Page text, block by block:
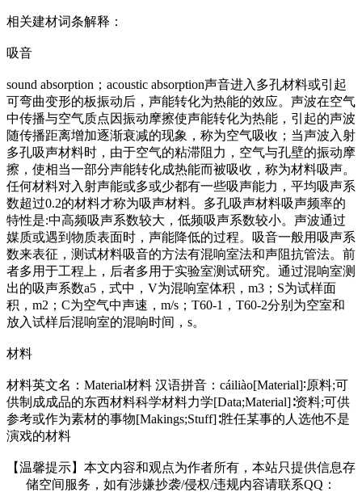
相关建材词条解释：
吸音
sound absorption；acoustic absorption声音进入多孔材料或引起
可弯曲变形的板振动后，声能转化为热能的效应。声波在空气
中传播与空气质点因振动摩擦使声能转化为热能，引起的声波
随传播距离增加逐渐衰减的现象，称为空气吸收；当声波入射
多孔吸声材料时，由于空气的粘滞阻力，空气与孔壁的振动摩
擦，使相当一部分声能转化成热能而被吸收，称为材料吸声。
任何材料对入射声能或多或少都有一些吸声能力，平均吸声系
数超过0.2的材料才称为吸声材料。多孔吸声材料吸声频率的
特性是:中高频吸声系数较大，低频吸声系数较小。声波通过
媒质或遇到物质表面时，声能降低的过程。吸音一般用吸声系
数来表征，测试材料吸音的方法有混响室法和声阻抗管法。前
者多用于工程上，后者多用于实验室测试研究。通过混响室测
出的吸声系数a5，式中，V为混响室体积，m3；S为试样面
积，m2；C为空气中声速，m/s；T60-1，T60-2分别为空室和
放入试样后混响室的混响时间，s。
材料
材料英文名：Material材料 汉语拼音：cáiliào[Material]∶原料;可
供制成成品的东西材料科学材料力学[Data;Material]∶资料;可供
参考或作为素材的事物[Makings;Stuff]∶胜任某事的人选他不是
演戏的材料
【温馨提示】本文内容和观点为作者所有，本站只提供信息存
储空间服务，如有涉嫌抄袭/侵权/违规内容请联系QQ：